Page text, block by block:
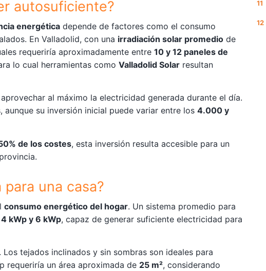
autosuficiente?
energética depende de factores como el consumo
En Valladolid, con una irradiación solar promedio de
requeriría aproximadamente entre 10 y 12 paneles de
lo cual herramientas como Valladolid Solar resultan
al máximo la electricidad generada durante el día.
su inversión inicial puede variar entre los 4.000 y
de los costes, esta inversión resulta accesible para un
una casa?
consumo energético del hogar. Un sistema promedio para
kWp y 6 kWp, capaz de generar suficiente electricidad para
Los tejados inclinados y sin sombras son ideales para
requeriría un área aproximada de 25 m², considerando